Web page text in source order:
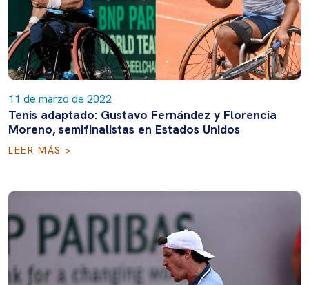
11 de marzo de 2022
Tenis adaptado: Gustavo Fernández y Florencia
Moreno, semifinalistas en Estados Unidos
LEER MÁS >